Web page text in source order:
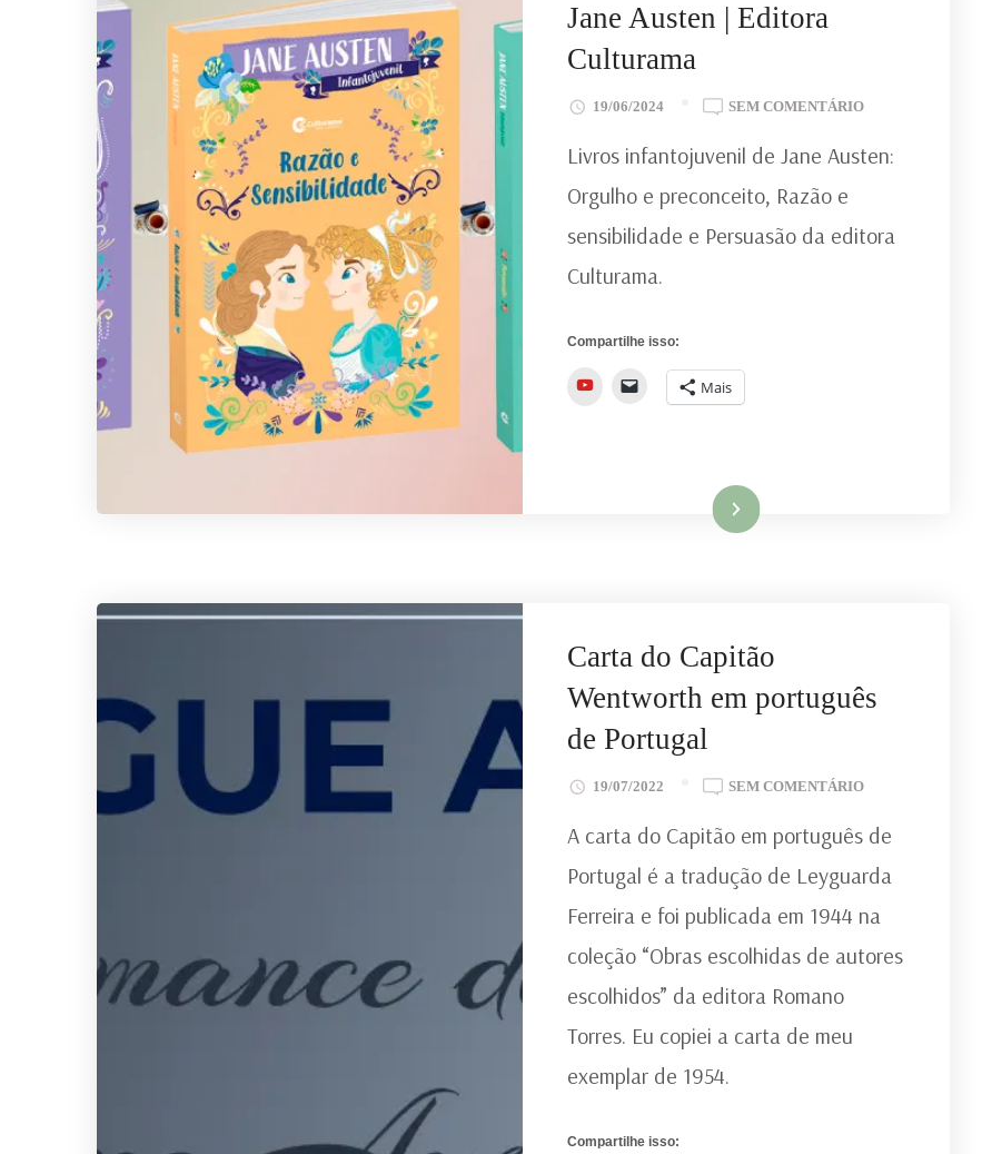
Jane Austen | Editora
Culturama
19/06/2024 SEM COMENTÁRIOEM
INFANTOJUVENIS
AUSTEN
Livros infantojuvenil de Jane Austen:
Orgulho e preconceito, Razão e
sensibilidade e Persuasão da editora
Culturama.
Compartilhe isso:
YouTube Mais
Ler mais
Carta do Capitão
Wentworth em português
de Portugal
19/07/2022 SEM COMENTÁRIOEM
DO
WENTWORTH
EM
DE
A carta do Capitão em português de
Portugal é a tradução de Leyguarda
Ferreira e foi publicada em 1944 na
coleção “Obras escolhidas de autores
escolhidos” da editora Romano
Torres. Eu copiei a carta de meu
exemplar de 1954.
Compartilhe isso: